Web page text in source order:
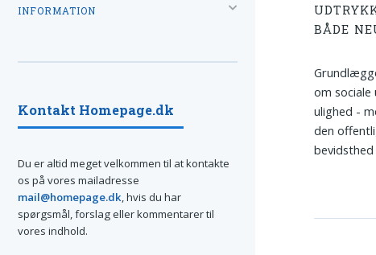
BÅDE
om
ulighed -
den
INFORMATION
Kontakt Homepage.dk
Du er altid meget velkommen til at kontakte
os på vores mailadresse
mail@homepage.dk, hvis du har
spørgsmål, forslag eller kommentarer til
vores indhold.